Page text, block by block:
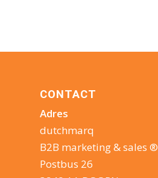
CONTACT
Adres
dutchmarq
B2B marketing & sales ®
Postbus 26